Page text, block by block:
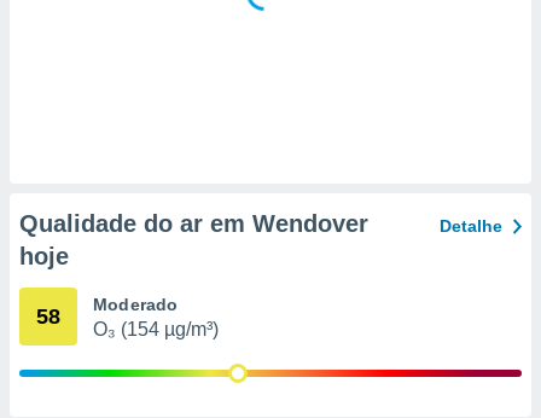
medir
da
medir o
dos
de
Qualidade do ar em Wendover
hoje
Detalhe
58 Moderado
O₃ (154 µg/m³)